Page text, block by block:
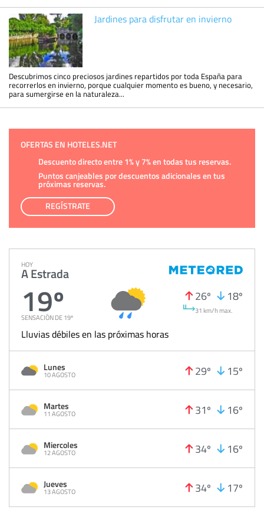
Jardines para disfrutar en invierno
Descubrimos cinco preciosos jardines repartidos por toda España para
recorrerlos en invierno, porque cualquier momento es bueno, y necesario,
para sumergirse en la naturaleza...
OFERTAS EN HOTELES.NET
Descuento directo entre 1% y 7% en todas tus reservas.
Puntos canjeables por descuentos adicionales en tus
próximas reservas.
REGÍSTRATE
HOY
A Estrada
19º
SENSACIÓN DE 19º
26º 18º
31 km/h max.
Lluvias débiles en las próximas horas
Lunes
10 AGOSTO 29º 15º
Martes
11 AGOSTO 31º 16º
Miercoles
12 AGOSTO 34º 16º
Jueves
13 AGOSTO 34º 17º